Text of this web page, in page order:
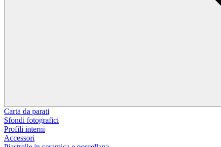
Carta da parati
Sfondi fotografici
Profili interni
Accessori